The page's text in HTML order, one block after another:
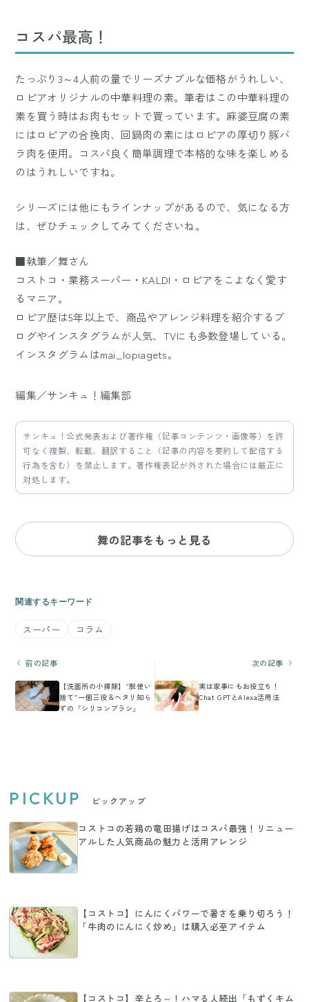
コスパ最高！
たっぷり3～4人前の量でリーズナブルな価格がうれしい、
ロピアオリジナルの中華料理の素。筆者はこの中華料理の
素を買う時はお肉もセットで買っています。麻婆豆腐の素
にはロピアの合挽肉、回鍋肉の素にはロピアの厚切り豚バ
ラ肉を使用。コスパ良く簡単調理で本格的な味を楽しめる
のはうれしいですね。
シリーズには他にもラインナップがあるので、気になる方
は、ぜひチェックしてみてくださいね。
■執筆／舞さん
コストコ・業務スーパー・KALDI・ロピアをこよなく愛す
るマニア。
ロピア歴は5年以上で、商品やアレンジ料理を紹介するブ
ログやインスタグラムが人気、TVにも多数登場している。
インスタグラムはmai_lopiagets。
編集／サンキュ！編集部
サンキュ！公式発表および著作権（記事コンテンツ・画像等）を許
可なく複製、転載、翻訳すること（記事の内容を要約して配信する
行為を含む）を禁止します。著作権表記が外された場合には厳正に
対処します。
舞の記事をもっと見る
関連するキーワード
スーパー コラム
前の記事
【洗面所の小掃除】“脱使い
捨て”一個三役＆ヘタリ知ら
ずの「シリコンブラシ」
次の記事
実は家事にもお役立ち！
Chat GPTとAlexa活用法
PICKUP ピックアップ
コストコの若鶏の竜田揚げはコスパ最強！リニュー
アルした人気商品の魅力と活用アレンジ
【コストコ】にんにくパワーで暑さを乗り切ろう！
「牛肉のにんにく炒め」は購入必至アイテム
【コストコ】辛とろ～！ハマる人続出「もずくキム